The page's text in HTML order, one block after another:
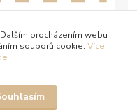
procházením webu
souborů cookie. Více